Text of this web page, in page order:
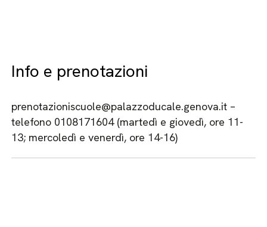
Info e prenotazioni
prenotazioniscuole@palazzoducale.genova.it –
telefono 0108171604 (martedì e giovedì, ore 11-
13; mercoledì e venerdì, ore 14-16)